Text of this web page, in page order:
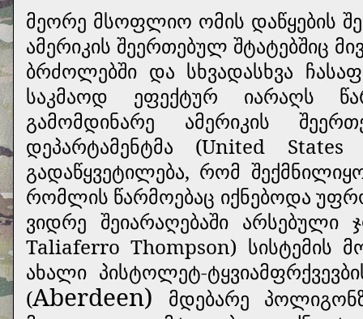
მეორე მსოფლიო ომის დაწყების
ამერიკის შეერთებულ შტატებშიც
ბრძოლებში და სხვადასხვა
საკმაოდ ეფექტურ იარაღს
გამომდინარე ამერიკის
დეპარტამენტმა (United
გადაწყვეტილება, რომ
რომლის წარმოებაც იქნებოდა
ვიდრე შეიარაღებაში
Taliaferro Thompson) სისტემის
ახალი პისტოლეტ-
(Aberdeen)
მდებარე